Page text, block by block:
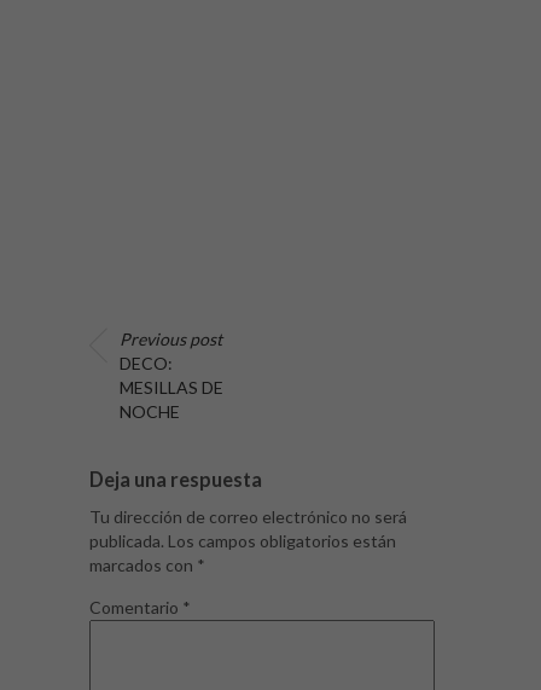
Previous post
DECO:
MESILLAS DE
NOCHE
Deja una respuesta
Tu dirección de correo electrónico no será
publicada. Los campos obligatorios están
marcados con *
Comentario *